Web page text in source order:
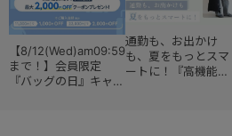
【8/12(Wed)am09:59
まで！】会員限定
『バッグの日』キャン
通勤も、お出かけ
も、夏をもっとスマ
ートに！『高機能レ